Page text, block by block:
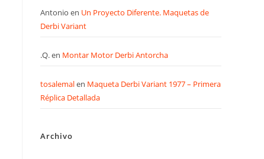
Antonio en Un Proyecto Diferente. Maquetas de
Derbi Variant
.Q.en Montar Motor Derbi Antorcha
tosalemalen Maqueta Derbi Variant 1977 – Primera
Réplica Detallada
Archivo